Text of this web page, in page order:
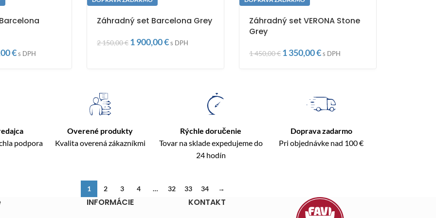
€s DPH
Záhradný set Barcelona Grey
2 150,00€ 1 900,00€s DPH
Záhradný set VERONA Stone
Grey
1 450,00€ 1 350,00€s DPH
podpora
Overené produkty
Kvalita overená zákazníkmi
Rýchle doručenie
Tovar na sklade expedujeme do
24 hodín
Doprava zadarmo
Pri objednávke nad 100 €
1 2 3 4 … 32 33 34 →
INFORMÁCIE KONTAKT